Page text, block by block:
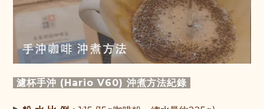
濾杯手沖 (Hario V60) 沖煮方法紀錄